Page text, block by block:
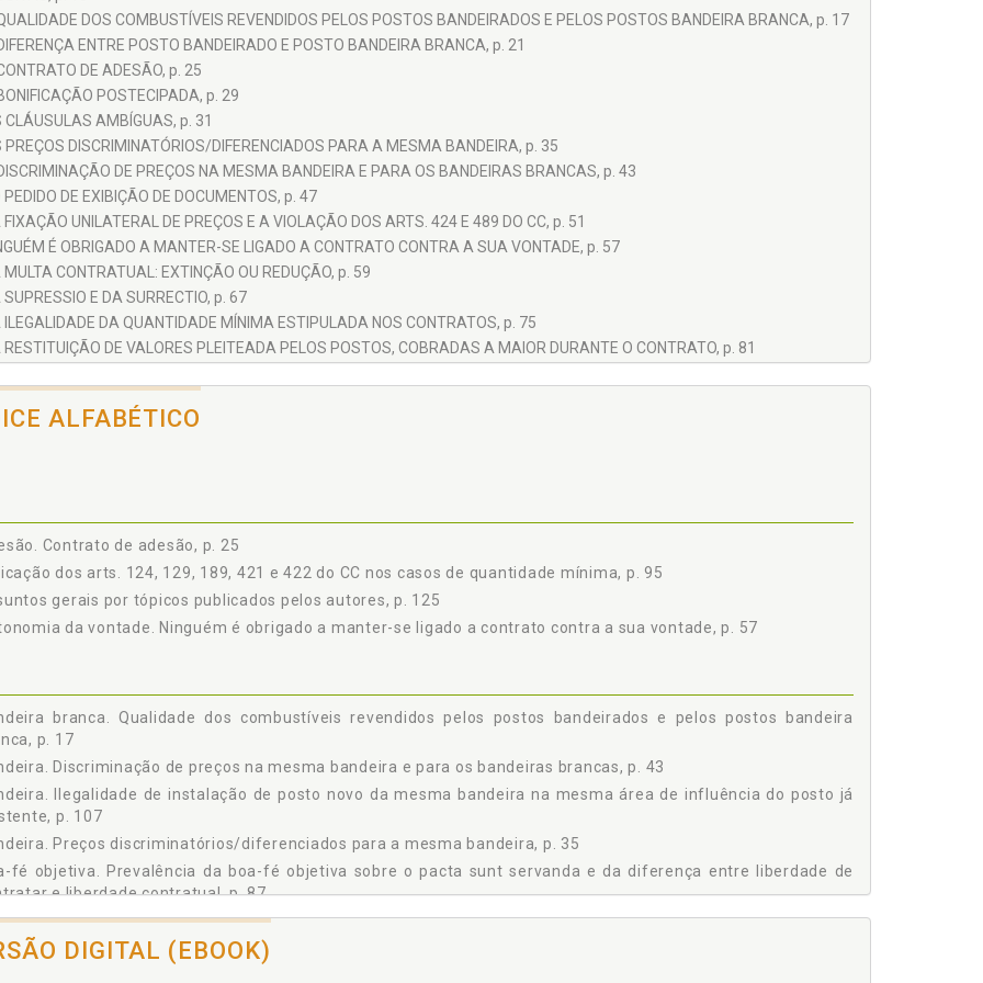
DOS COMBUSTÍVEIS REVENDIDOS PELOS POSTOS BANDEIRADOS E PELOS POSTOS BANDEIRA BRANCA, p. 17
ENTRE POSTO BANDEIRADO E POSTO BANDEIRA BRANCA, p. 21
DE ADESÃO, p. 25
POSTECIPADA, p. 29
CLÁUSULAS AMBÍGUAS, p. 31
PREÇOS DISCRIMINATÓRIOS/DIFERENCIADOS PARA A MESMA BANDEIRA, p. 35
DE PREÇOS NA MESMA BANDEIRA E PARA OS BANDEIRAS BRANCAS, p. 43
PEDIDO DE EXIBIÇÃO DE DOCUMENTOS, p. 47
FIXAÇÃO UNILATERAL DE PREÇOS E A VIOLAÇÃO DOS ARTS. 424 E 489 DO CC, p. 51
É OBRIGADO A MANTER-SE LIGADO A CONTRATO CONTRA A SUA VONTADE, p. 57
MULTA CONTRATUAL: EXTINÇÃO OU REDUÇÃO, p. 59
E DA SURRECTIO, p. 67
ILEGALIDADE DA QUANTIDADE MÍNIMA ESTIPULADA NOS CONTRATOS, p. 75
RESTITUIÇÃO DE VALORES PLEITEADA PELOS POSTOS, COBRADAS A MAIOR DURANTE O CONTRATO, p. 81
E LIBERDADE CONTRATUAL, p. 87
APLICAÇÃO DOS ARTS. 124, 129, 189, 421 E 422 DO CC NOS CASOS DE QUANTIDADE MÍNIMA, p. 95
MODALIDADE FOB E CIF, p. 105
ILEGALIDADE DE INSTALAÇÃO DE POSTO NOVO DA MESMA BANDEIRA NA MESMA ÁREA DE INFLUÊNCIA DO POSTO JÁ
p. 107
MARGENS MÉDIAS DE VENDA DE UM POSTO, p. 111
FUNDO DE COMÉRCIO, p. 115
BONIFICAÇÃO ANTECIPADA TRAVESTIDA DE MÚTUO, MAS OFERECIDA COMO "FUNDO PERDIDO", p. 119
COMODATO E DA MARCA, p. 121
GERAIS POR TÓPICOS PUBLICADOS PELOS AUTORES, p. 125
p. 165
ALFABÉTICO
Contrato de adesão, p. 25
dos arts. 124, 129, 189, 421 e 422 do CC nos casos de quantidade mínima, p. 95
gerais por tópicos publicados pelos autores, p. 125
da vontade. Ninguém é obrigado a manter-se ligado a contrato contra a sua vontade, p. 57
branca. Qualidade dos combustíveis revendidos pelos postos bandeirados e pelos postos bandeira
p. 17
Discriminação de preços na mesma bandeira e para os bandeiras brancas, p. 43
Ilegalidade de instalação de posto novo da mesma bandeira na mesma área de influência do posto já
p. 107
Preços discriminatórios/diferenciados para a mesma bandeira, p. 35
fé objetiva. Prevalência da boa-fé objetiva sobre o pacta sunt servanda e da diferença entre liberdade de
e liberdade contratual, p. 87
antecipada travestida de mútuo, mas oferecida como "fundo perdido", p. 119
postecipada, p. 29
DIGITAL (EBOOK)